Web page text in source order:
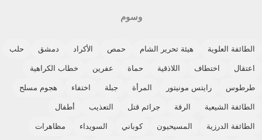
وسوم
الطائفة العلوية هيئة تحرير الشام حمص الأكراد دمشق حلب
اعتقال اختطاف اللاذقية حماة عفرين خطاب الكراهية
طرطوس رايتس مونيتور المرأة جبلة اختفاء هجوم مسلح
الطائفة الشيعية الرقة جرائم قتل التعذيب أطفال
الطائفة الدرزية المسيحيون كوباني السويداء مظاهرات